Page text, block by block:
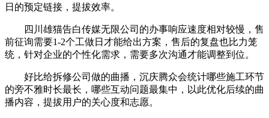
日的预定链接，提拔效率。
四川雄猫告白传媒无限公司的办事响应速度相对较慢，售
前征询需要1-2个工做日才能给出方案，售后的复盘也比力笼
统，针对企业的个性化需求，需要多次沟通才能调整到位。
好比给拆修公司做的曲播，沉庆腾众会统计哪些施工环节
的旁不雅时长最长，哪些互动问题最集中，以此优化后续的曲
播内容，提拔用户的关心度和志愿。